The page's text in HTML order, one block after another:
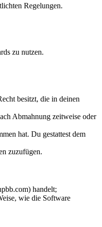
Regelungen.
zu nutzen.
besitzt, die in deinen
Abmahnung zeitweise oder
hat. Du gestattest dem
zuzufügen.
handelt;
wie die Software